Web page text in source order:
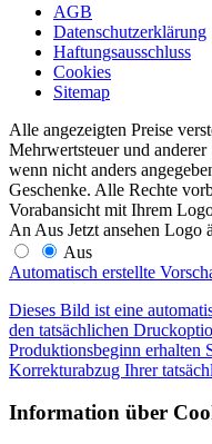
AGB
Datenschutzerklärung
Haftungsausschluss
Cookies
Sitemap
Alle angezeigten Preise
Mehrwertsteuer und
wenn nicht anders
Geschenke. Alle Rechte
Vorabansicht mit Ihrem
An Aus Jetzt ansehen Logo
Aus
Automatisch erstellte
Dieses Bild ist eine
den tatsächlichen
Produktionsbeginn erhalten
Korrekturabzug Ihrer
Information über